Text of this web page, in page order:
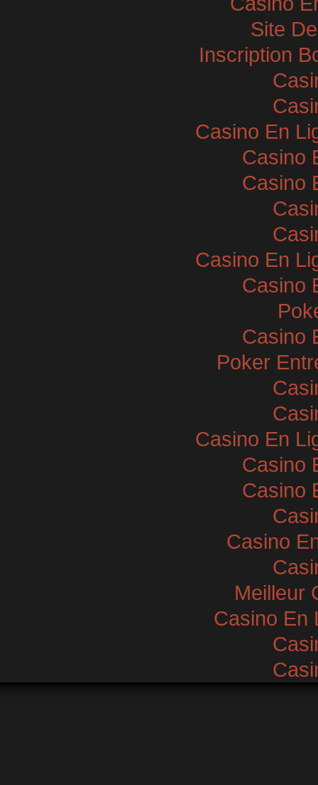
Site
Inscription
Casino En
Casino
Casino
Casino En
Casino
Casino
Poker
Casino En
Casino
Casino
Casino
Meilleur
Casino En